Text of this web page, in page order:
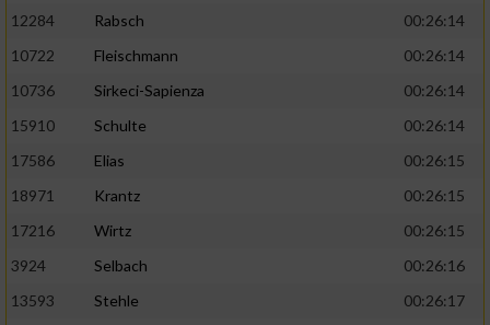
12284
Rabsch
00:26:14
10722
Fleischmann
00:26:14
10736
Sirkeci-Sapienza
00:26:14
15910
Schulte
00:26:14
17586
Elias
00:26:15
18971
Krantz
00:26:15
17216
Wirtz
00:26:15
3924
Selbach
00:26:16
13593
Stehle
00:26:17